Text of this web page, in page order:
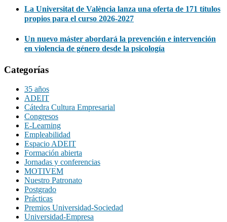
La Universitat de València lanza una oferta de 171 títulos
propios para el curso 2026-2027
Un nuevo máster abordará la prevención e intervención
en violencia de género desde la psicología
Categorías
35 años
ADEIT
Cátedra Cultura Empresarial
Congresos
E-Learning
Empleabilidad
Espacio ADEIT
Formación abierta
Jornadas y conferencias
MOTIVEM
Nuestro Patronato
Postgrado
Prácticas
Premios Universidad-Sociedad
Universidad-Empresa